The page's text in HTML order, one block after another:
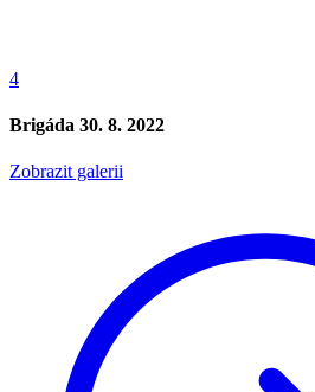
4
Brigáda 30. 8. 2022
Zobrazit galerii